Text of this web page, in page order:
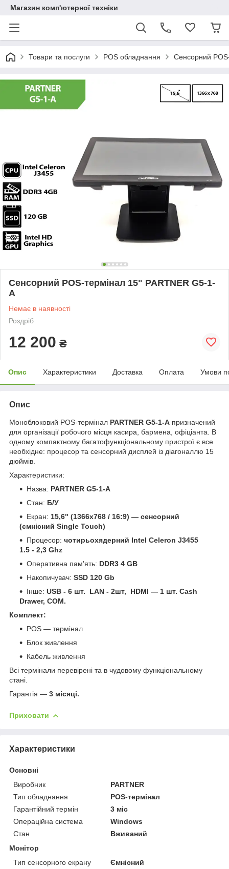
Магазин комп'ютерної техніки
Товари та послуги POS обладнання Сенсорний
Сенсорний POS-термінал 15" PARTNER G5-1-
A
Немає в наявності
Роздріб
12 200 ₴
Опис Характеристики Доставка Оплата Умови
Опис
Моноблоковий POS-термінал PARTNER G5-1-A призначений
для організації робочого місця касира, бармена, офіціанта. В
одному компактному багатофункціональному пристрої є все
необхідне: процесор та сенсорний дисплей із діагоналлю 15
дюймів.
Характеристики:
Назва: PARTNER G5-1-A
Стан: Б/У
Екран: 15,6" (1366x768 / 16:9) — сенсорний
(ємнісний Single Touch)
Процесор: чотирьохядерний Intel Celeron J3455
1.5 - 2,3 Ghz
Оперативна пам'ять: DDR3 4 GB
Накопичувач: SSD 120 Gb
Інше: USB - 6 шт. LAN - 2шт, HDMI — 1 шт. Cash
Drawer, COM.
Комплект:
POS — термінал
Блок живлення
Кабель живлення
Всі термінали перевірені та в чудовому функціональному
стані.
Гарантія — 3 місяці.
Приховати
Характеристики
Основні
Виробник
PARTNER
Тип обладнання
POS-термінал
Гарантійний термін
3 міс
Операційна система
Windows
Стан
Вживаний
Монітор
Тип сенсорного екрану
Ємнісний